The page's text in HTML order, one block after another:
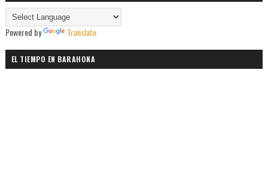
Powered by Translate
EL TIEMPO EN BARAHONA